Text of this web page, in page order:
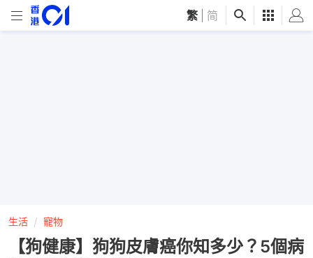
繁 简
生活 寵物
【狗健康】狗狗皮膚癌你知多少？5個病